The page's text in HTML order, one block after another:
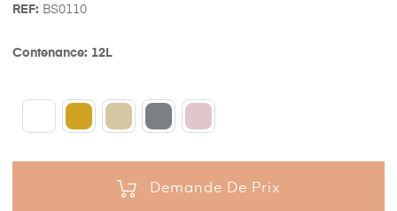
REF: BS0110
Contenance: 12L
Demande De Prix